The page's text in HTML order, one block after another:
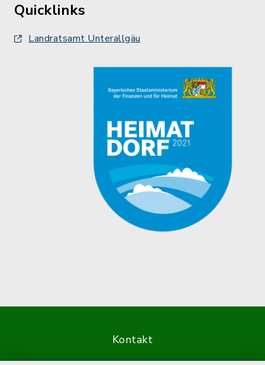
Quicklinks
Landratsamt Unterallgäu
Kontakt